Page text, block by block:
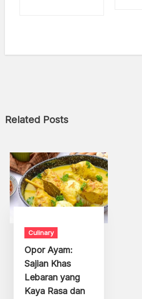
Related Posts
Culinary
Opor Ayam:
Sajian Khas
Lebaran yang
Kaya Rasa dan